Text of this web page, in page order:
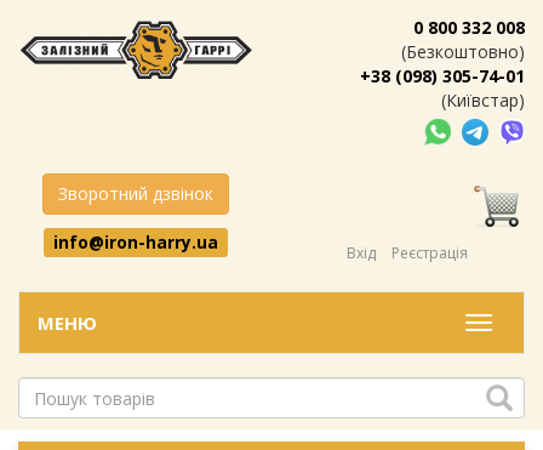
0 800 332 008
(Безкоштовно)
+38 (098) 305-74-01
(Київстар)
Зворотний дзвінок
info@iron-harry.ua
Вхід Реєстрація
Меню
МЕНЮ